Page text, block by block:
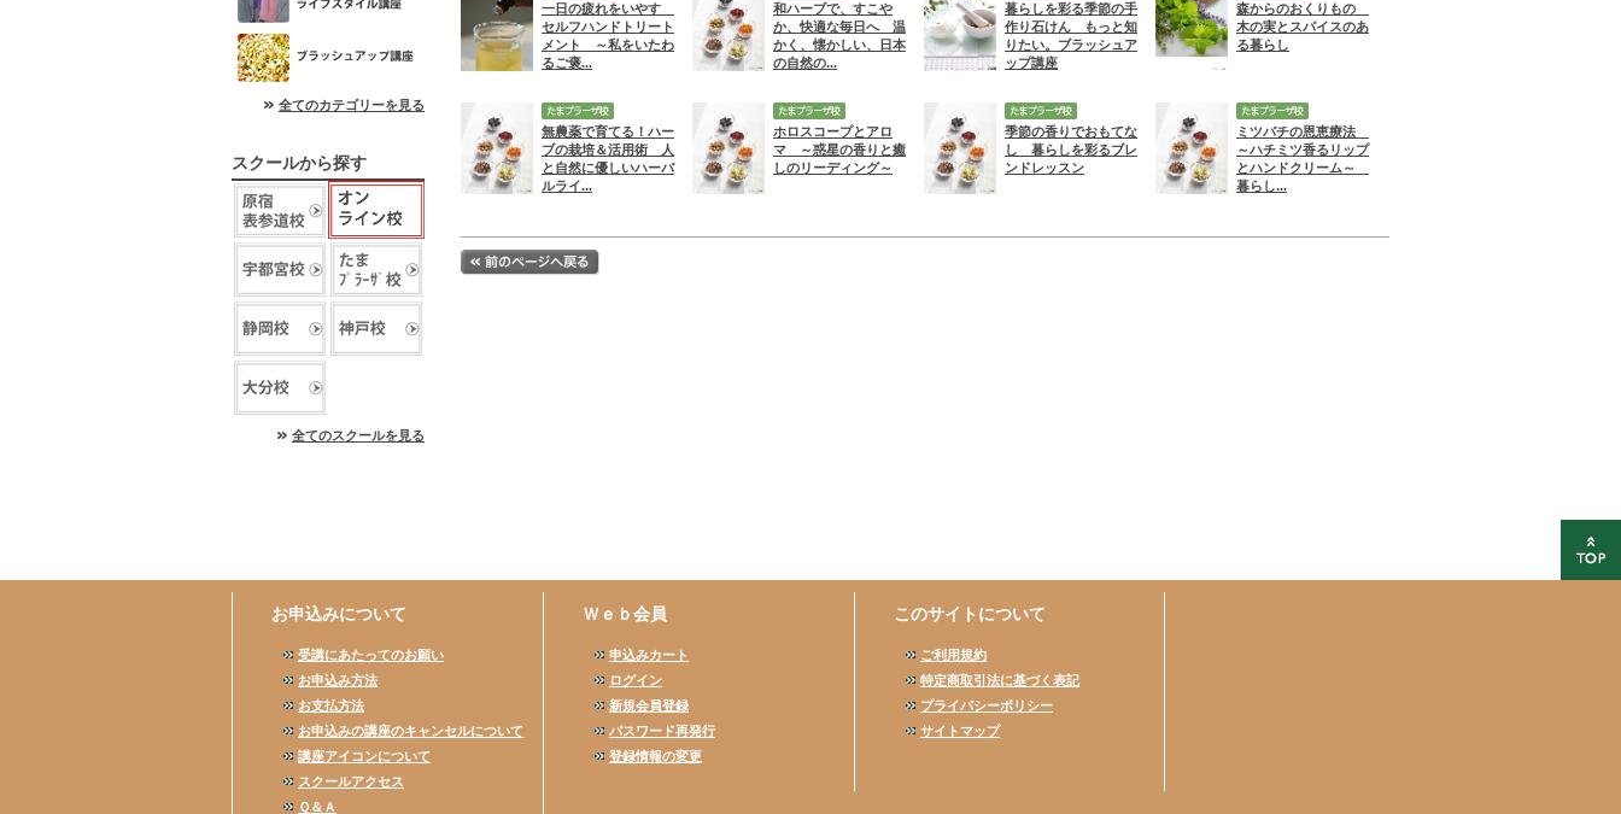
全てのカテゴリーを見る
スクールから探す
全てのスクールを見る
一日の疲れをいやす
セルフハンドトリート
メント ～私をいたわ
るご褒...
和ハーブで、すこや
か、快適な毎日へ 温
かく、懐かしい、日本
の自然の...
暮らしを彩る季節の手
作り石けん もっと知
りたい。ブラッシュア
ップ講座
森からのおくりもの
木の実とスパイスのあ
る暮らし
無農薬で育てる！ハー
ブの栽培＆活用術 人
と自然に優しいハーバ
ルライ...
ホロスコープとアロ
マ ～惑星の香りと癒
しのリーディング～
季節の香りでおもてな
し 暮らしを彩るブレ
ンドレッスン
ミツバチの恩恵療法
～ハチミツ香るリップ
とハンドクリーム～
暮らし...
お申込みについて
受講にあたってのお願い
お申込み方法
お支払方法
お申込みの講座のキャンセルについて
講座アイコンについて
スクールアクセス
Ｑ＆Ａ
Ｗｅｂ会員
申込みカート
ログイン
新規会員登録
パスワード再発行
登録情報の変更
このサイトについて
ご利用規約
特定商取引法に基づく表記
プライバシーポリシー
サイトマップ